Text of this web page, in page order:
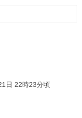
日 22時23分頃